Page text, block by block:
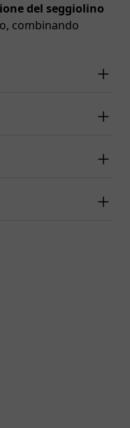
del seggiolino
combinando